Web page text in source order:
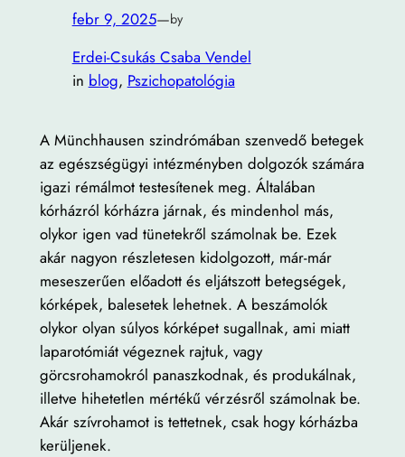
febr 9, 2025—by
Erdei-Csukás Csaba Vendel
in blog, Pszichopatológia
A Münchhausen szindrómában szenvedő betegek
az egészségügyi intézményben dolgozók számára
igazi rémálmot testesítenek meg. Általában
kórházról kórházra járnak, és mindenhol más,
olykor igen vad tünetekről számolnak be. Ezek
akár nagyon részletesen kidolgozott, már-már
meseszerűen előadott és eljátszott betegségek,
kórképek, balesetek lehetnek. A beszámolók
olykor olyan súlyos kórképet sugallnak, ami miatt
laparotómiát végeznek rajtuk, vagy
görcsrohamokról panaszkodnak, és produkálnak,
illetve hihetetlen mértékű vérzésről számolnak be.
Akár szívrohamot is tettetnek, csak hogy kórházba
kerüljenek.